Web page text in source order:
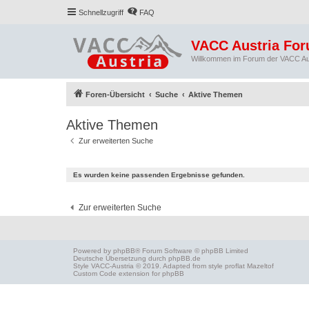
Schnellzugriff FAQ
VACC Austria
Willkommen im Forum der VACC
Foren-Übersicht Suche Aktive Themen
Aktive Themen
Zur erweiterten Suche
Es wurden keine passenden Ergebnisse gefunden.
Zur erweiterten Suche
Powered by phpBB® Forum Software © phpBB Limited
Deutsche Übersetzung durch phpBB.de
Style VACC-Austria © 2019. Adapted from style proflat Mazeltof
Custom Code extension for phpBB